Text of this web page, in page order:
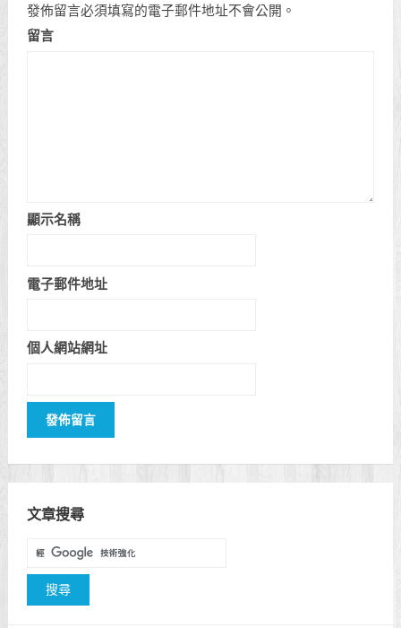
發佈留言必須填寫的電子郵件地址不會公開。
留言
顯示名稱
電子郵件地址
個人網站網址
文章搜尋